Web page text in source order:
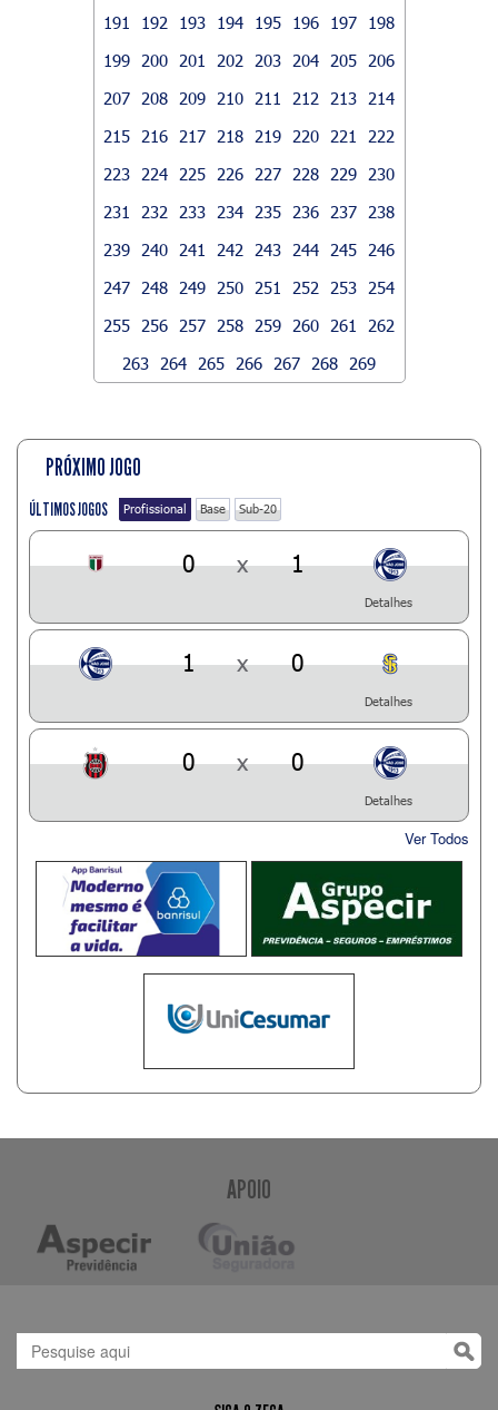
191
192 193 194 195 196 197
198
199
200 201 202 203 204 205
206
207
208 209 210 211 212 213
214
215
216 217 218 219 220 221
222
223
224 225 226 227 228 229
230
231
232 233 234 235 236 237
238
239
240 241 242 243 244 245
246
247
248 249 250 251 252 253
254
255
256 257 258 259 260 261
262
263
264 265 266 267 268 269
PRÓXIMO JOGO
ÚLTIMOS JOGOS Profissional Base Sub-20
0 x 1
Detalhes
1 x 0
Detalhes
0 x 0
Detalhes
Ver Todos
APOIO